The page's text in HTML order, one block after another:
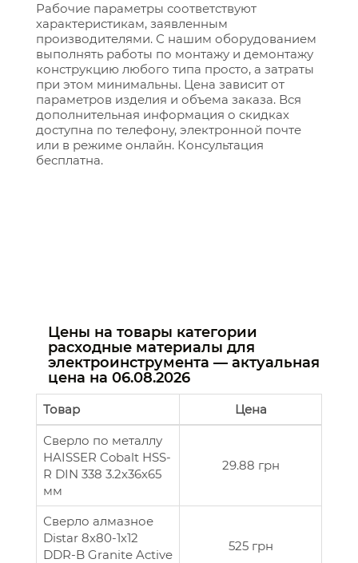
Рабочие параметры соответствуют
характеристикам, заявленным
производителями. С нашим оборудованием
выполнять работы по монтажу и демонтажу
конструкцию любого типа просто, а затраты
при этом минимальны. Цена зависит от
параметров изделия и объема заказа. Вся
дополнительная информация о скидках
доступна по телефону, электронной почте
или в режиме онлайн. Консультация
бесплатна.
Цены на товары категории
расходные материалы для
электроинструмента — актуальная
цена на 06.08.2026
Товар Цена
Сверло по металлу
HAISSER Cobalt HSS-
R DIN 338 3.2х36х65
мм
29.88 грн
Сверло алмазное
Distar 8х80-1х12
DDR-B Granite Active
525 грн